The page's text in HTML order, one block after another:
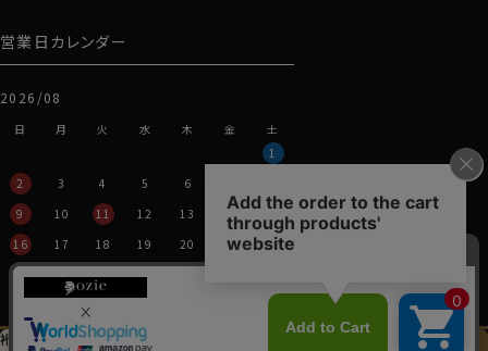
裄丈加工＆イニシャル刺繍
この商品を
営業日カレンダー
2026/08
日 月 火 水 木 金
土
1
2
3 4 5 6
9
10 11 12 13 14
15
16
17 18 19 20 21
22
23
24 25 26